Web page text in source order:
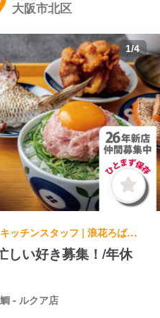
大阪市北区
1/4
居酒屋, 創作・ダイニングバー | キッチンスタッフ | 浪花ろばた itadakitai - 頂鯛 - ルクア店
しい好き募集！/年休
- ルクア店